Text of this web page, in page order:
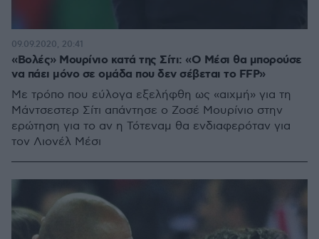
«Βολές» Μουρίνιο κατά της Σίτι: «Ο Μέσι θα μπορούσε
να πάει μόνο σε ομάδα που δεν σέβεται το FFP»
Με τρόπο που εύλογα εξελήφθη ως «αιχμή» για τη
Μάντσεστερ Σίτι απάντησε ο Ζοσέ Μουρίνιο στην
ερώτηση για το αν η Τότεναμ θα ενδιαφερόταν για
τον Λιονέλ Μέσι
09.09.2020, 20:41